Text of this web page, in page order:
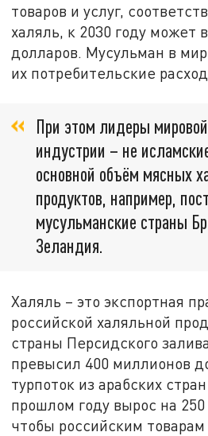
товаров и услуг,
халяль, к 2030 году может
долларов. Мусульман в
их потребительские
При этом лидеры
индустрии – не
основной объём мясных
продуктов, например,
мусульманские страны
Зеландия.
Халяль – это экспортная
российской халяльной
страны Персидского
превысил 400 миллионов
турпоток из арабских
прошлом году вырос на
чтобы российским товарам